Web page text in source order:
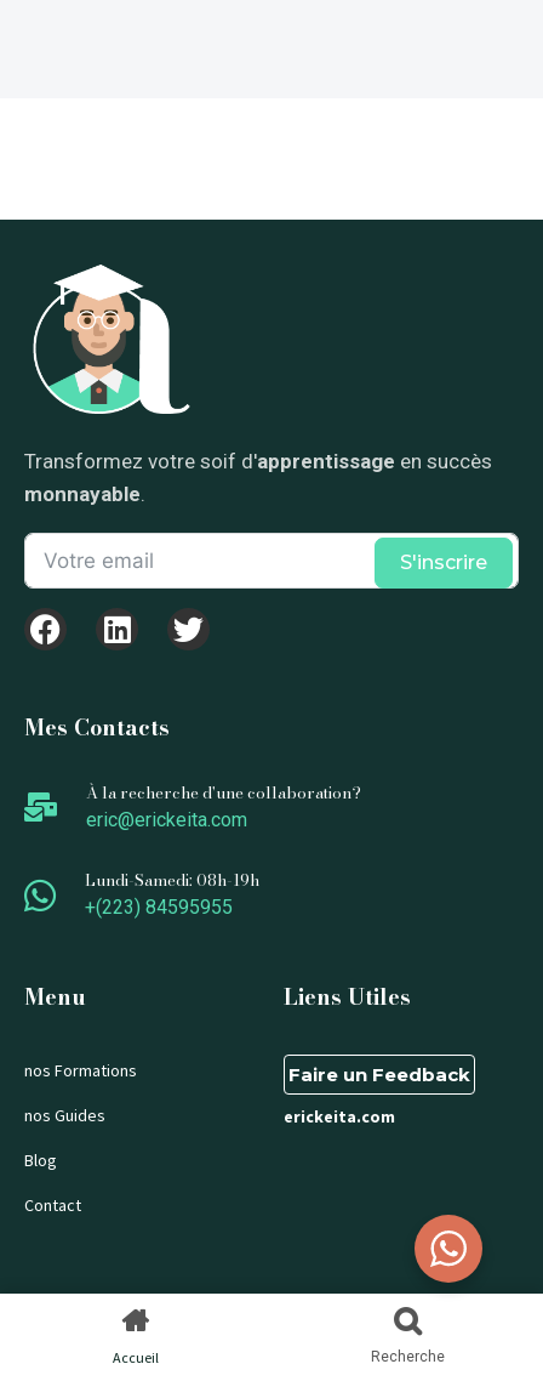
Transformez votre soif d'apprentissage en succès
monnayable.
S'inscrire
Mes Contacts
À la recherche d'une collaboration?
eric@erickeita.com
Lundi-Samedi: 08h-19h
+(223) 84595955
Menu
nos Formations
nos Guides
Blog
Contact
Liens Utiles
Faire un Feedback
erickeita.com
Accueil Recherche